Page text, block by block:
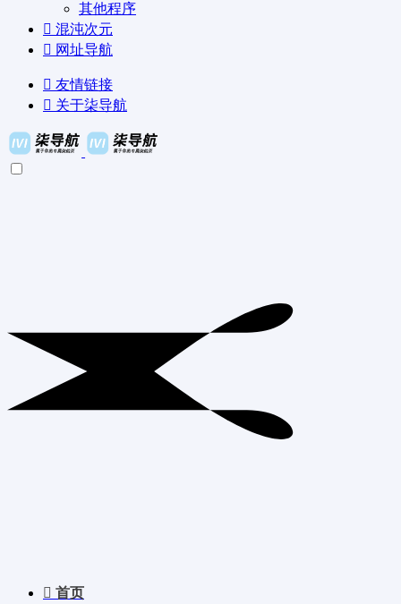
其他程序
混沌次元
网址导航
友情链接
关于柒导航
首页